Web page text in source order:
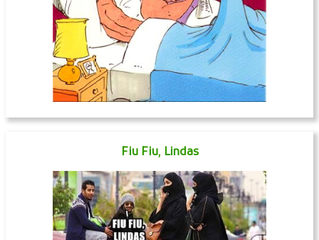
Fiu Fiu, Lindas